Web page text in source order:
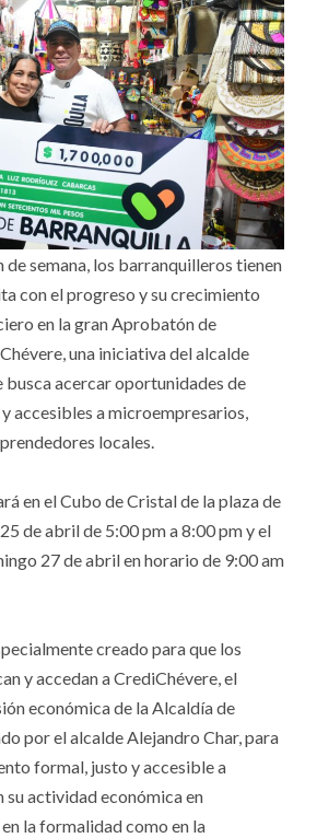
de semana, los barranquilleros tienen
con el progreso y su crecimiento
en la gran Aprobatón de
una iniciativa del alcalde
busca acercar oportunidades de
accesibles a microempresarios,
locales.
en el Cubo de Cristal de la plaza de
de abril de 5:00 pm a 8:00 pm y el
27 de abril en horario de 9:00 am
creado para que los
y accedan a CrediChévere, el
económica de la Alcaldía de
por el alcalde Alejandro Char, para
formal, justo y accesible a
su actividad económica en
la formalidad como en la